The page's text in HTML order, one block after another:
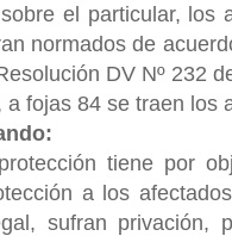
el particular, los
normados de
DV Nº 232
fojas 84 se traen los
tiene por
a los
sufran privación,